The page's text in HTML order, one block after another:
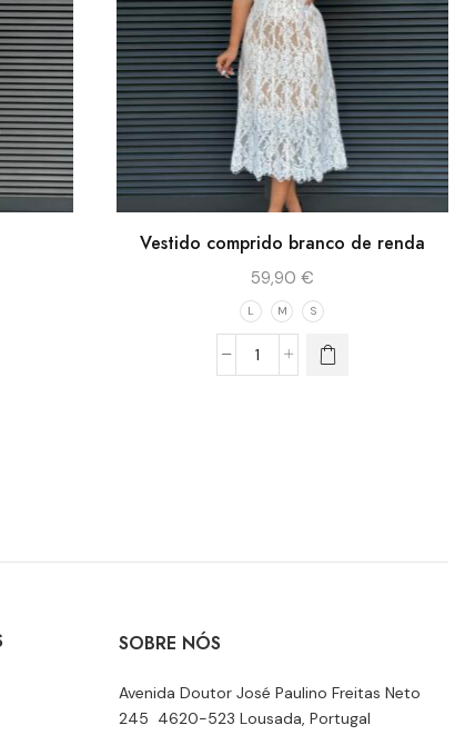
Vestido comprido branco de renda
59,90 €
L M S
SOBRE NÓS
Avenida Doutor José Paulino Freitas Neto
245 4620-523 Lousada, Portugal